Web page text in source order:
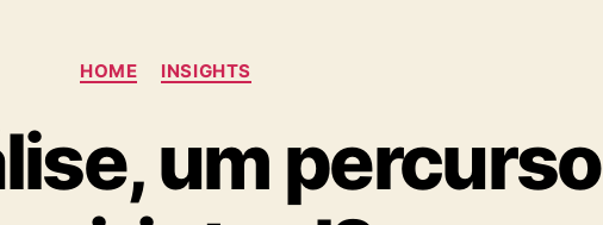
Categorias
HOME INSIGHTS
um percurso